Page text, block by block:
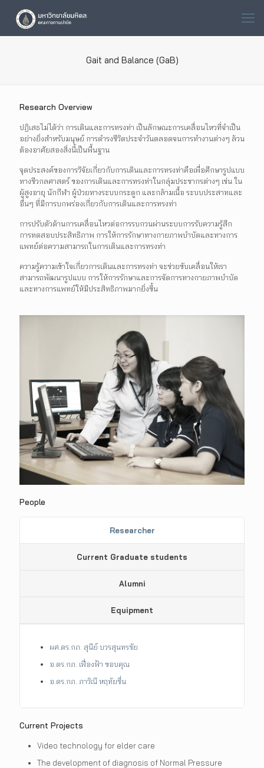
Gait and Balance (GaB)
Research Overview
ปฎิเสธไม่ได้ว่า การเดินและการทรงท่า เป็นลักษณะการเคลื่อนไหวที่จำเป็น
อย่างยิ่งสำหรับมนุษย์ การดำรงชีวิตประจำวันตลอดจนการทำงานต่างๆ ล้วน
ต้องอาศัยสองสิ่งนี้เป็นพื้นฐาน
จุดประสงค์ของการวิจัยเกี่ยวกับการเดินและการทรงท่าคือเพื่อศึกษารูปแบบ
ทางชีวกลศาสตร์ ของการเดินและการทรงท่าในกลุ่มประชากรต่างๆ เช่น ใน
ผู้สูงอายุ นักกีฬา ผู้ป่วยทางระบบกระดูก และกล้ามเนื้อ ระบบประสาทและ
อื่นๆ ที่มีการบกพร่องเกี่ยวกับการเดินและการทรงท่า
การปรับตัวด้านการเคลื่อนไหวต่อการรบกวนผ่านระบบการรับความรู้สึก
การทดสอบประสิทธิภาพ การให้การรักษาทางกายภาพบำบัดและทางการ
แพทย์ต่อความสามารถในการเดินและการทรงท่า
ความรู้ความเข้าใจเกี่ยวการเดินและการทรงท่า จะช่วยขับเคลื่อนให้เรา
สามารถพัฒนารูปแบบ การให้การรักษาและการจัดการทางกายภาพบำบัด
และทางการแพทย์ให้มีประสิทธิภาพมากยิ่งขึ้น
People
Researcher
Current Graduate students
Alumni
Equipment
ผศ.ดร.กภ. สุนีย์ บวรสุนทรชัย
อ.ดร.กภ. เฟื่องฟ้า ขอบคุณ
อ.ดร.กภ. ภาวิณี หฤทัยชื่น
Current Projects
Video technology for elder care
The development of diagnosis of Normal Pressure